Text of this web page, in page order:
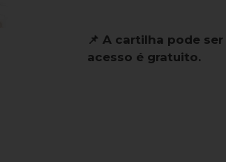
📌 A cartilha pode
acesso é gratuito.